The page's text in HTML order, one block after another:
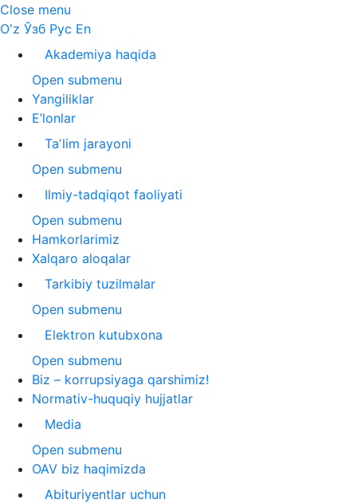
Close menu
O'z Ўзб Рус En
Akademiya haqida
Open submenu
Yangiliklar
E’lonlar
Taʼlim jarayoni
Open submenu
Ilmiy-tadqiqot faoliyati
Open submenu
Hamkorlarimiz
Xalqaro aloqalar
Tarkibiy tuzilmalar
Open submenu
Elektron kutubxona
Open submenu
Biz – korrupsiyaga qarshimiz!
Normativ-huquqiy hujjatlar
Media
Open submenu
OAV biz haqimizda
Abituriyentlar uchun